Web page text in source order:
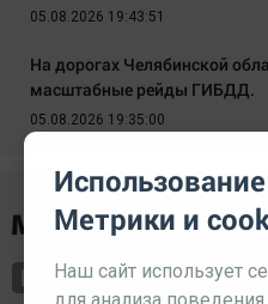
05.08.2026 19:43:51
На дорогах Челябинской
масштабные рейды ГИБДД.
05.08.2026 19:35:00
Метрики и
Наш сайт использует